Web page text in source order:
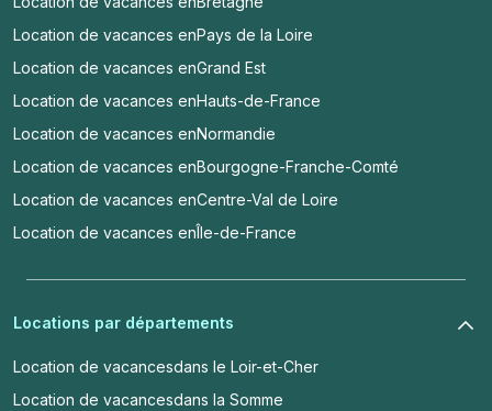
Location de vacances enPays de la Loire
Location de vacances enGrand Est
Location de vacances enHauts-de-France
Location de vacances enNormandie
Location de vacances enBourgogne-Franche-Comté
Location de vacances enCentre-Val de Loire
Location de vacances enÎle-de-France
Locations par départements
Location de vacancesdans le Loir-et-Cher
Location de vacancesdans la Somme